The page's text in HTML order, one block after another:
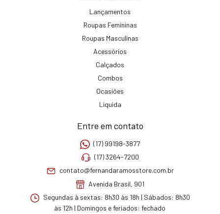
Lançamentos
Roupas Femininas
Roupas Masculinas
Acessórios
Calçados
Combos
Ocasiões
Liquida
Entre em contato
(17) 99198-3877
(17) 3264-7200
contato@fernandaramosstore.com.br
Avenida Brasil, 901
Segundas à sextas: 8h30 às 18h | Sábados: 8h30
às 12h | Domingos e feriados: fechado